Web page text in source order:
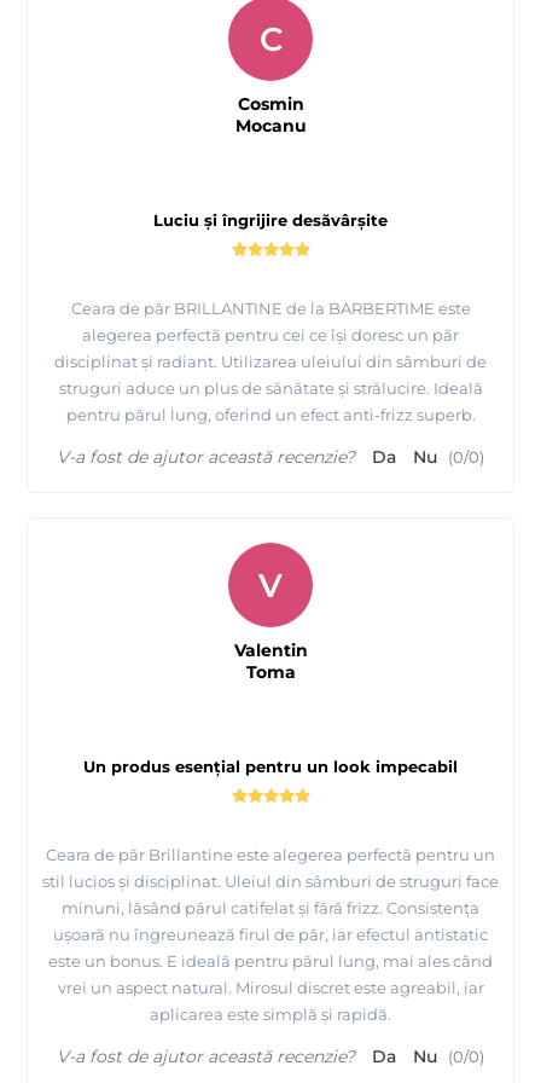
Luciu și îngrijire desăvârșite
Ceara de păr BRILLANTINE de la BARBERTIME este
alegerea perfectă pentru cei ce își doresc un păr
disciplinat și radiant. Utilizarea uleiului din sâmburi de
struguri aduce un plus de sănătate și strălucire. Ideală
pentru părul lung, oferind un efect anti-frizz superb.
C
Cosmin
Mocanu
V-a fost de ajutor această recenzie? Da Nu (0/0)
Un produs esențial pentru un look impecabil
Ceara de păr Brillantine este alegerea perfectă pentru un
stil lucios și disciplinat. Uleiul din sâmburi de struguri face
minuni, lăsând părul catifelat și fără frizz. Consistența
ușoară nu îngreunează firul de păr, iar efectul antistatic
este un bonus. E ideală pentru părul lung, mai ales când
vrei un aspect natural. Mirosul discret este agreabil, iar
aplicarea este simplă și rapidă.
V
Valentin
Toma
V-a fost de ajutor această recenzie? Da Nu (0/0)